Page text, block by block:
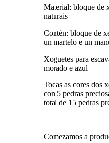
Material: bloque de
naturais
Contén: bloque de
un martelo e un
Xoguetes para
morado e azul
Todas as cores dos
con 5 pedras
total de 15 pedras
Comezamos a